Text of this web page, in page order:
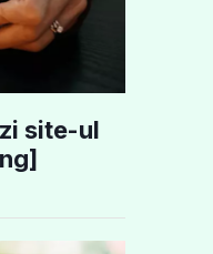
site-ul